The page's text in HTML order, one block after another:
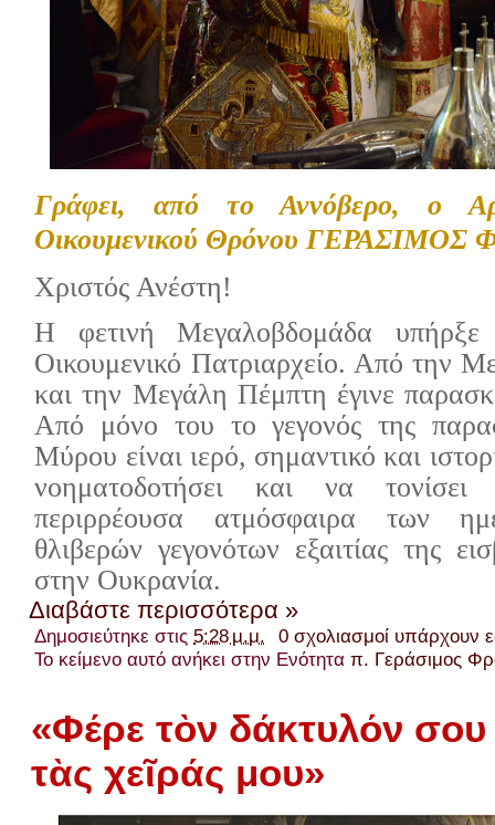
Γράφει, από το Αννόβερο, ο
Οικουμενικού Θρόνου
Χριστός Ανέστη!
Η φετινή Μεγαλοβδομάδα υπήρξε
Οικουμενικό Πατριαρχείο. Από την
και την Μεγάλη Πέμπτη έγινε
Από μόνο του το γεγονός της
Μύρου είναι ιερό, σημαντικό και
νοηματοδοτήσει και να τονίσει
περιρρέουσα ατμόσφαιρα των
θλιβερών γεγονότων εξαιτίας της
στην Ουκρανία.
Διαβάστε περισσότερα »
Δημοσιεύτηκε στις 5:28 μ.μ.
0 σχολιασμοί υπάρχουν
Το κείμενο αυτό ανήκει στην Ενότηταπ. Γεράσιμος
«Φέρε τὸν δάκτυλόν σου
τὰς χεῖράς μου»